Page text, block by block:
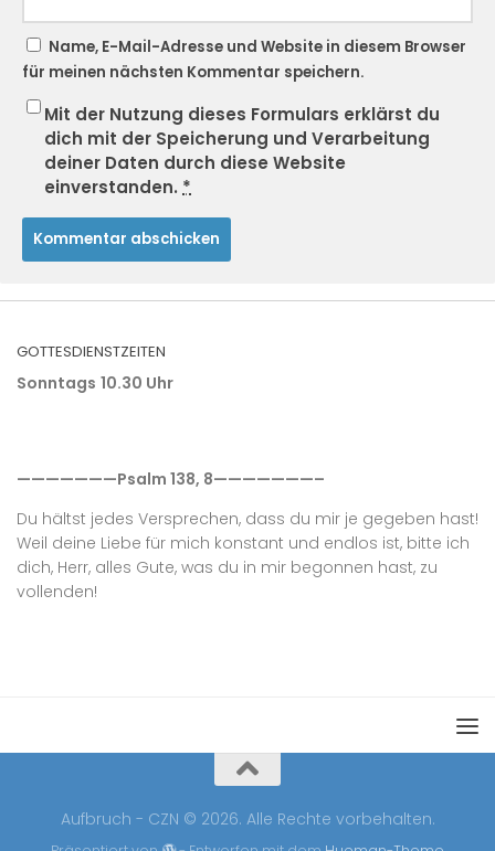
Name, E-Mail-Adresse und Website in diesem Browser
für meinen nächsten Kommentar speichern.
Mit der Nutzung dieses Formulars erklärst du
dich mit der Speicherung und Verarbeitung
deiner Daten durch diese Website
einverstanden. *
GOTTESDIENSTZEITEN
Sonntags 10.30 Uhr
———————Psalm 138, 8———————–
Du hältst jedes Versprechen, dass du mir je gegeben hast!
Weil deine Liebe für mich konstant und endlos ist, bitte ich
dich, Herr, alles Gute, was du in mir begonnen hast, zu
vollenden!
Aufbruch - CZN © 2026. Alle Rechte vorbehalten.